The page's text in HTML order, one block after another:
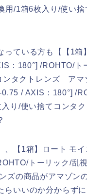
用/1箱6枚入り/使い
っている方も【【1
：180°] /ROHTO/ト
ンタクトレンズ アマ
/ AXIS：180°] /
り/使い捨てコンタ
、【1箱】ロート モ
トーリック/乱
ズの商品がアマゾン
らいいのか分からず